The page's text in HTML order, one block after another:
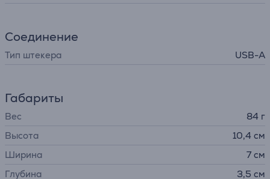
Соединение
Тип штекера USB-A
Габариты
Вес
84 г
Высота
10,4 см
Ширина
7 см
Глубина
3,5 см